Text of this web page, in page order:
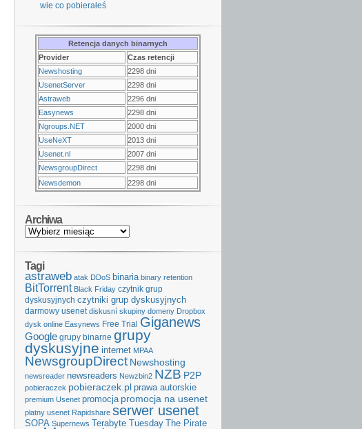
wie co pobierałeś
Retencja danych binarnych
Provider
Czas retencji
Newshosting
2298 dni
UsenetServer
2298 dni
Astraweb
2296 dni
Easynews
2298 dni
Ngroups.NET
2000 dni
UseNeXT
2013 dni
Usenet.nl
2007 dni
NewsgroupDirect
2298 dni
Newsdemon
2298 dni
Archiwa
Tagi
astraweb atak DDoS binaria binary retention
BitTorrent Black Friday czytnik grup
dyskusyjnych czytniki grup dyskusyjnych
darmowy usenet diskusní skupiny domeny Dropbox
dysk online Easynews Free Trial Giganews
Google grupy binarne grupy
dyskusyjne internet MPAA
NewsgroupDirect Newshosting
newsreader newsreaders Newzbin2 NZB P2P
pobieraczek pobieraczek.pl prawa autorskie
premium Usenet promocja promocja na usenet
płatny usenet Rapidshare serwer usenet
SOPA Supernews Terabyte Tuesday The Pirate